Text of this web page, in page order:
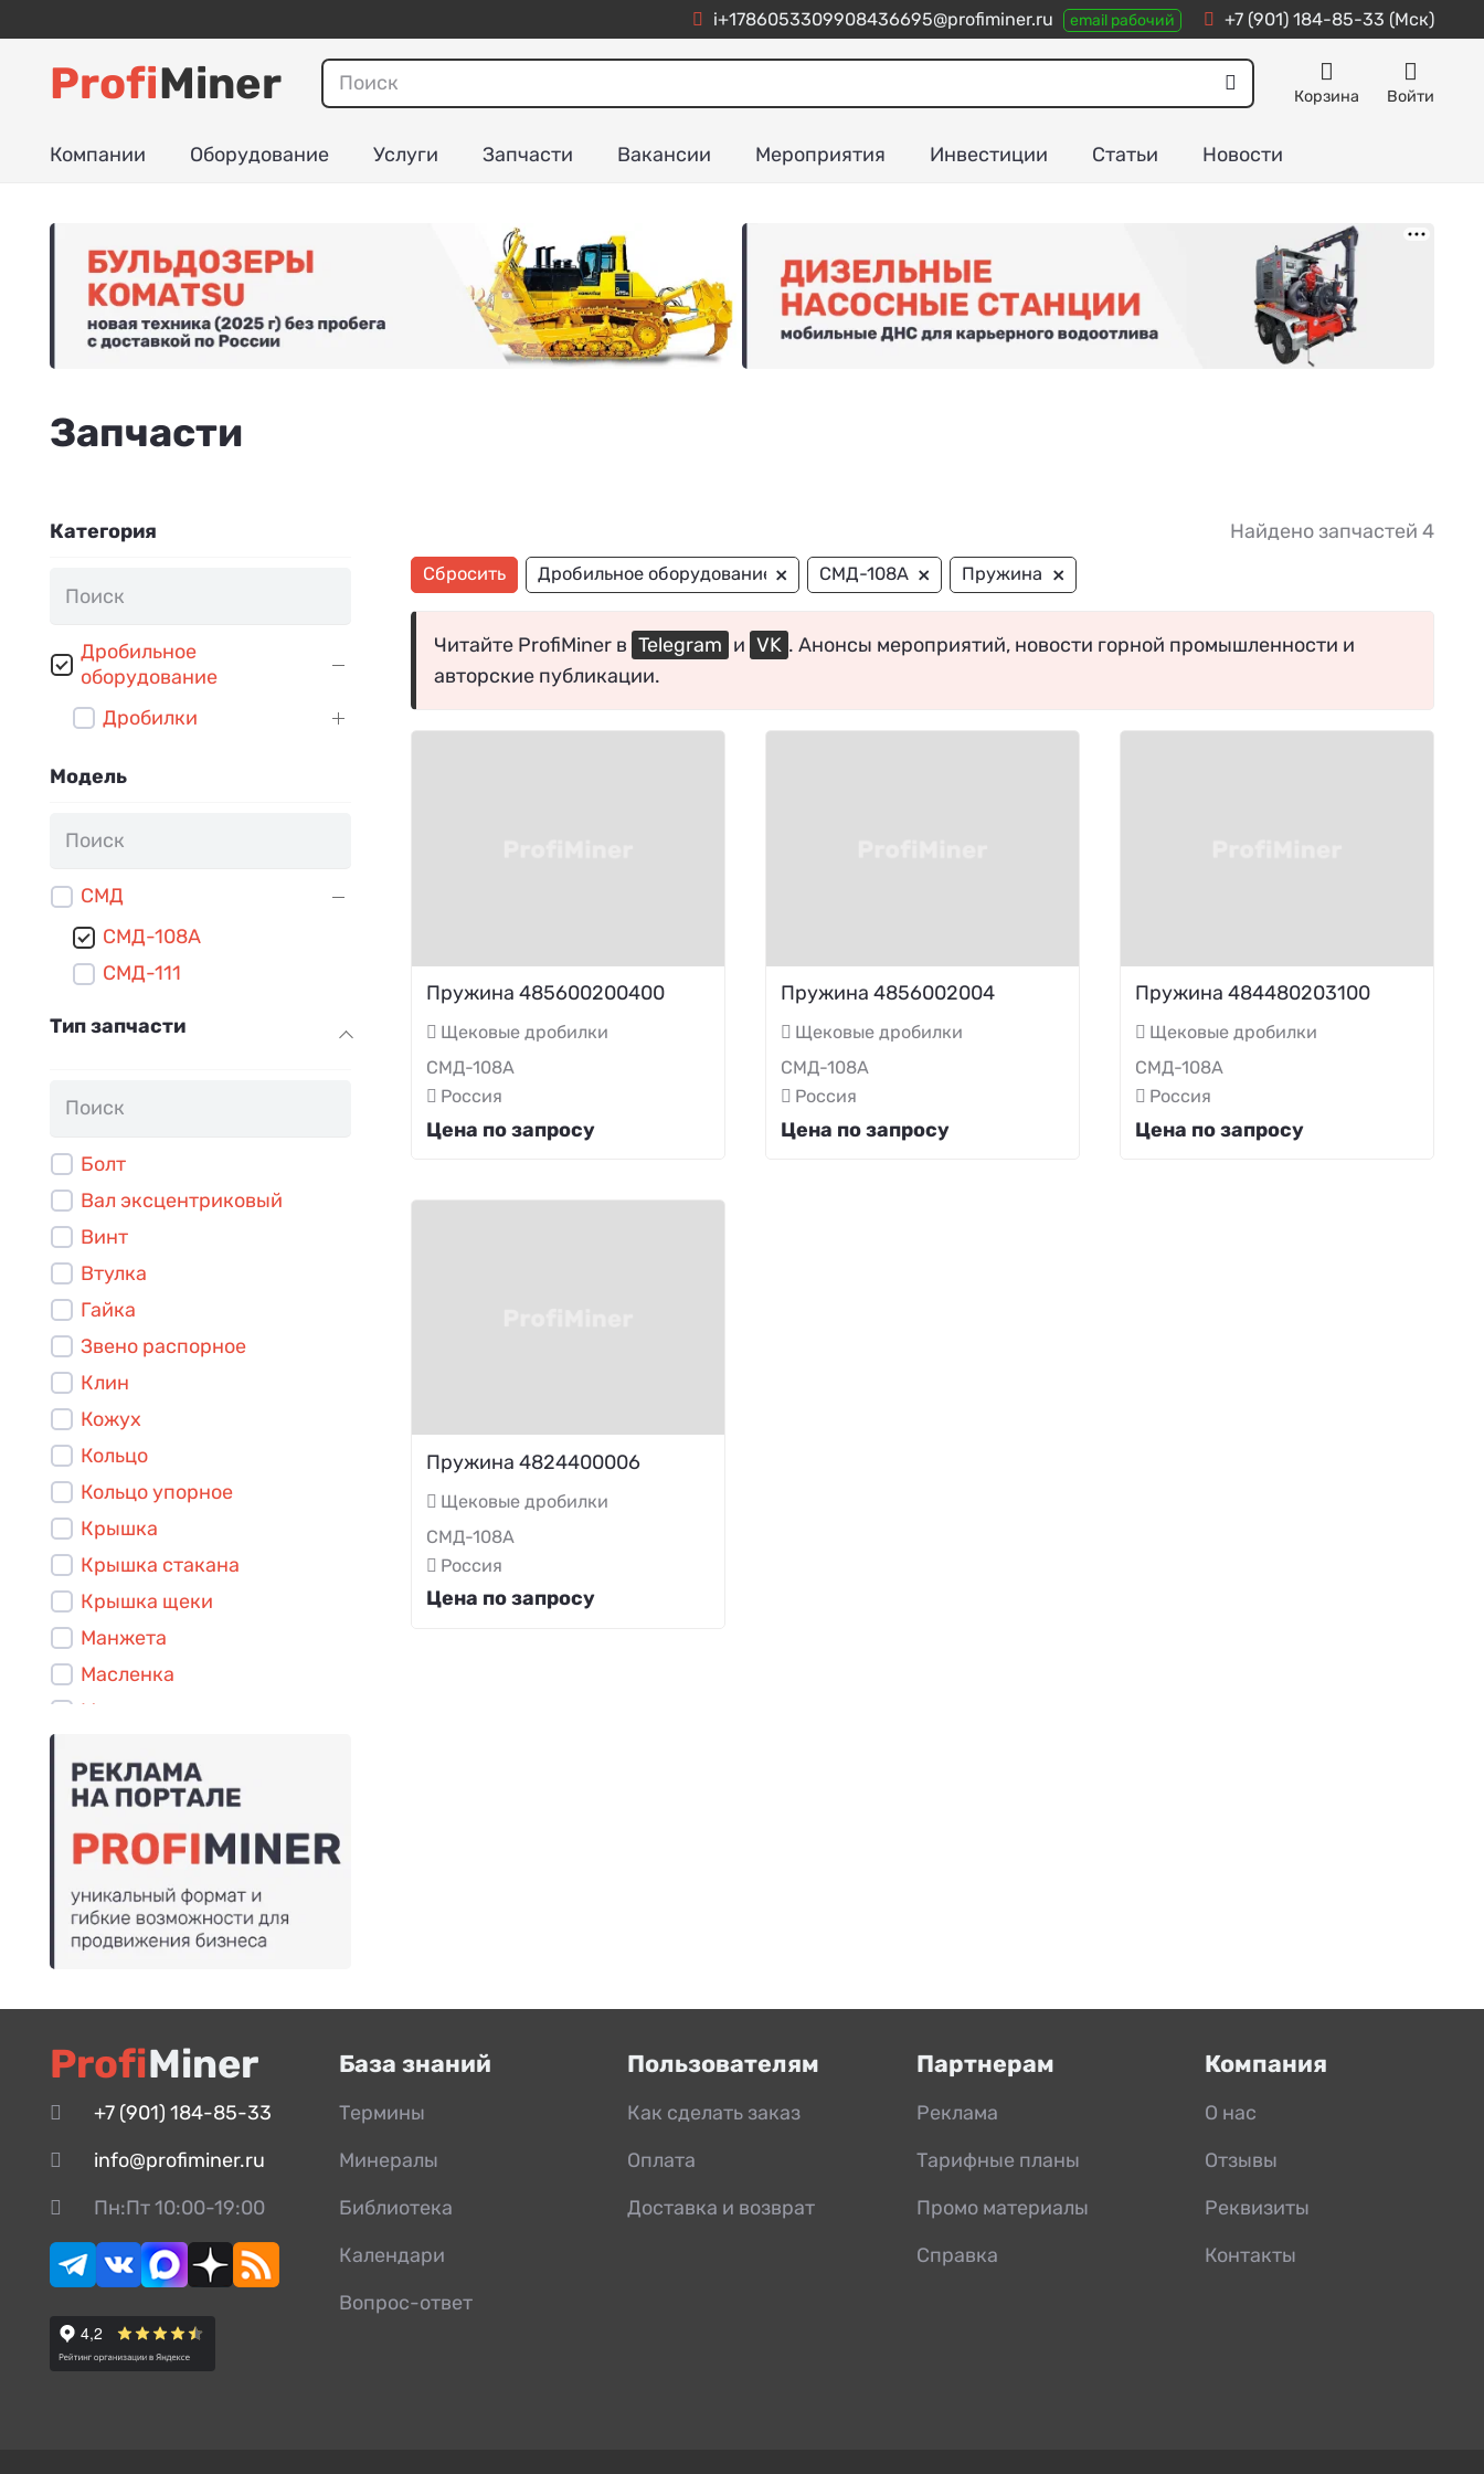
i+1786053309908436695@profiminer.ru email рабочий +7 (901) 184-85-33 (Мск)
ProfiMiner Корзина Войти
Компании Оборудование Услуги Запчасти Вакансии Мероприятия Инвестиции Статьи Новости
Запчасти
Категория
Дробильное
оборудование
Дробилки
Модель
СМД
СМД-108А
СМД-111
Тип запчасти
Болт
Вал эксцентриковый
Винт
Втулка
Гайка
Звено распорное
Клин
Кожух
Кольцо
Кольцо упорное
Крышка
Крышка стакана
Крышка щеки
Манжета
Масленка
Маховик
Палец
Плита дробящая
Плита распорная
Подшипник
Прокладка
Противовес
Пружина
Салазки
Стакан
Станина
Стопор
Сухарь
Найдено запчастей 4
Сбросить Дробильное оборудование × СМД-108А × Пружина ×
Читайте ProfiMiner в Telegram и VK . Анонсы мероприятий, новости горной промышленности и
авторские публикации.
Пружина 485600200400
Щековые дробилки
СМД-108А
Россия
Цена по запросу
Пружина 4856002004
Щековые дробилки
СМД-108А
Россия
Цена по запросу
Пружина 484480203100
Щековые дробилки
СМД-108А
Россия
Цена по запросу
Пружина 4824400006
Щековые дробилки
СМД-108А
Россия
Цена по запросу
ProfiMiner
+7 (901) 184-85-33
info@profiminer.ru
Пн:Пт 10:00-19:00
База знаний
Термины
Минералы
Библиотека
Календари
Вопрос-ответ
Пользователям
Как сделать заказ
Оплата
Доставка и возврат
Партнерам
Реклама
Тарифные планы
Промо материалы
Справка
Компания
О нас
Отзывы
Реквизиты
Контакты